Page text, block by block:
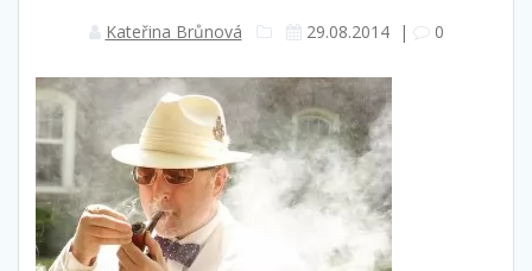
Kateřina Brůnová 29.08.2014| 0